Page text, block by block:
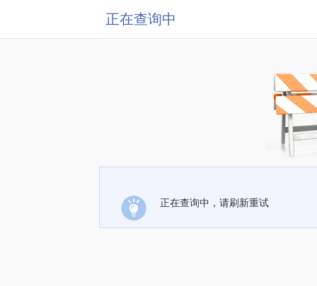
正在查询中
正在查询中，请刷新重试